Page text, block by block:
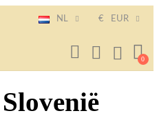
NL € EUR